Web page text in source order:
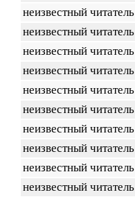
неизвестный читатель
неизвестный читатель
неизвестный читатель
неизвестный читатель
неизвестный читатель
неизвестный читатель
неизвестный читатель
неизвестный читатель
неизвестный читатель
неизвестный читатель